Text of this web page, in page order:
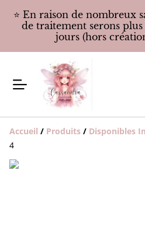
⭐️ En raison de nombreux
de traitement serons
jours (hors
Accueil / Produits / Disponibles
4